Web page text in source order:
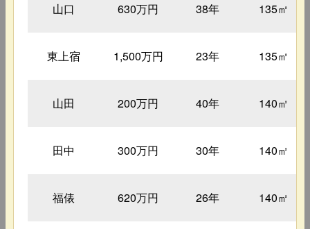
山口 630万円 38年 135㎡
東上宿 1,500万円 23年 135㎡
山田 200万円 40年 140㎡
田中 300万円 30年 140㎡
福俵 620万円 26年 140㎡